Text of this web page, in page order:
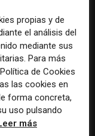
Next article
de comunicación
en Madrid
propias y de
el análisis del
mediante sus
Para más
de Cookies
las cookies en
forma concreta,
uso pulsando
más